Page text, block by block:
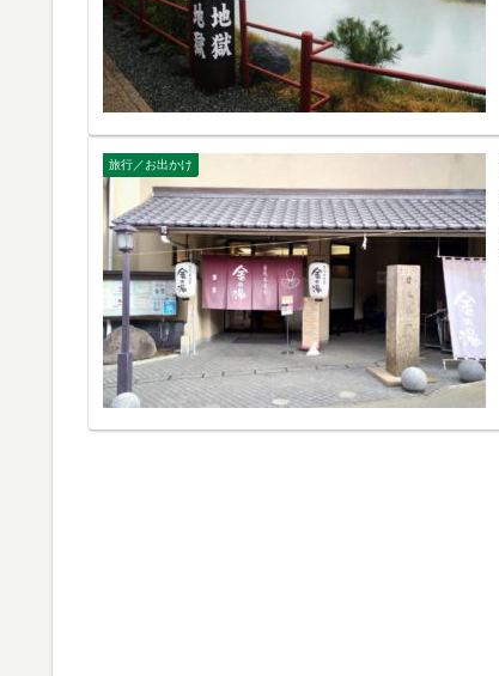
旅行／お出かけ